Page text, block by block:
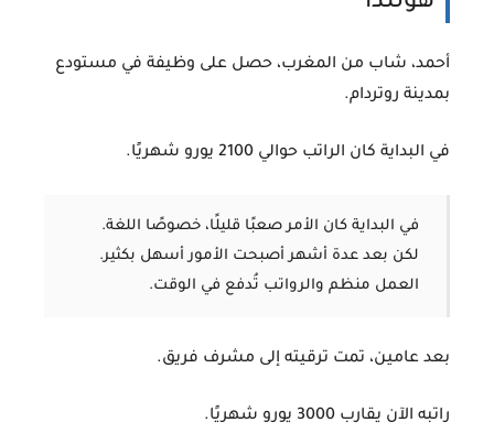
أحمد، شاب من المغرب، حصل على وظيفة في مستودع
بمدينة روتردام.
في البداية كان الراتب حوالي 2100 يورو شهريًا .
في البداية كان الأمر صعبًا قليلًا، خصوصًا اللغة.
لكن بعد عدة أشهر أصبحت الأمور أسهل بكثير.
العمل منظم والرواتب تُدفع في الوقت.
بعد عامين، تمت ترقيته إلى مشرف فريق.
راتبه الآن يقارب 3000 يورو شهريًا .